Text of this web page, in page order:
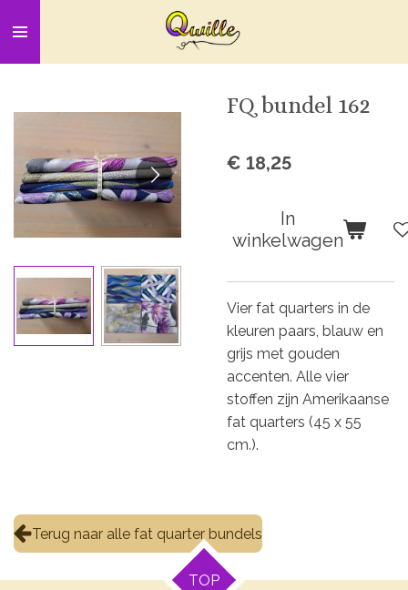
direct
naar
hoofdinhoud
FQ bundel 162
€ 18,25
In
winkelwagen
Vier fat quarters in de
kleuren paars, blauw en
grijs met gouden
accenten. Alle vier
stoffen zijn Amerikaanse
fat quarters (45 x 55
cm.).
Terug naar alle fat quarter bundels
TOP